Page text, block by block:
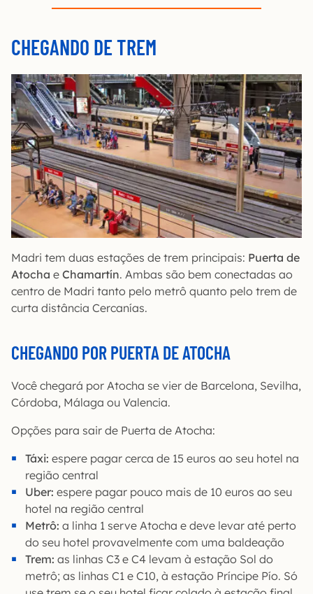
CHEGANDO DE TREM
Madri tem duas estações de trem principais: Puerta de
Atocha e Chamartín. Ambas são bem conectadas ao
centro de Madri tanto pelo metrô quanto pelo trem de
curta distância Cercanías.
CHEGANDO POR PUERTA DE ATOCHA
Você chegará por Atocha se vier de Barcelona, Sevilha,
Córdoba, Málaga ou Valencia.
Opções para sair de Puerta de Atocha:
Táxi: espere pagar cerca de 15 euros ao seu hotel na
região central
Uber: espere pagar pouco mais de 10 euros ao seu
hotel na região central
Metrô: a linha 1 serve Atocha e deve levar até perto
do seu hotel provavelmente com uma baldeação
Trem: as linhas C3 e C4 levam à estação Sol do
metrô; as linhas C1 e C10, à estação Príncipe Pío. Só